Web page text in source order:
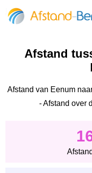
Afstand
Afstand van Eenum
- Afstand over